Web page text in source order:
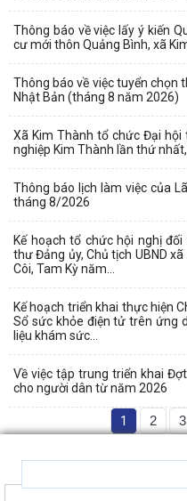
Thông báo về việc lấy ý kiến
cư mới thôn Quảng Bình, xã
Thông báo về việc tuyển
Nhật Bản (tháng 8 năm 2026)
Xã Kim Thành tổ chức Đại hội
nghiệp Kim Thành lần thứ
Thông báo lịch làm việc của
tháng 8/2026
Kế hoạch tổ chức hội nghị
thư Đảng ủy, Chủ tịch UBND
Côi, Tam Kỳ năm...
Kế hoạch triển khai thực hiện
Sổ sức khỏe điện tử trên ứng
liệu khám sức...
Về việc tập trung triển khai
cho người dân từ năm 2026
1 2 3